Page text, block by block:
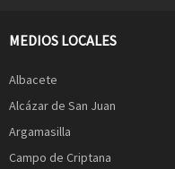
MEDIOS LOCALES
Albacete
Alcázar de San Juan
Argamasilla
Campo de Criptana